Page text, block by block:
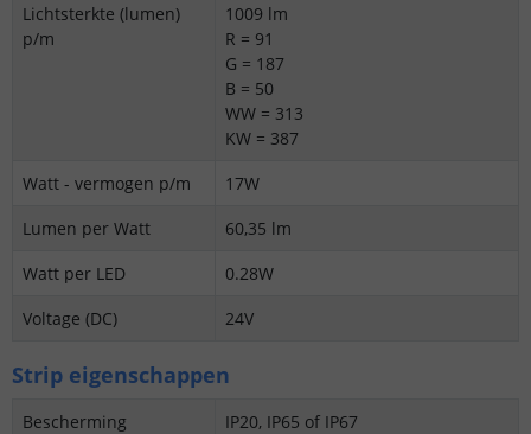
Lichtsterkte (lumen)
p/m
1009 lm
R = 91
G = 187
B = 50
WW = 313
KW = 387
Watt - vermogen p/m
17W
Lumen per Watt
60,35 lm
Watt per LED
0.28W
Voltage (DC)
24V
Strip eigenschappen
Bescherming
IP20, IP65 of IP67